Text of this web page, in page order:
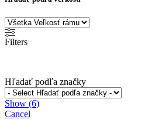
Filters
Hľadať podľa značky
Show (6)
Cancel